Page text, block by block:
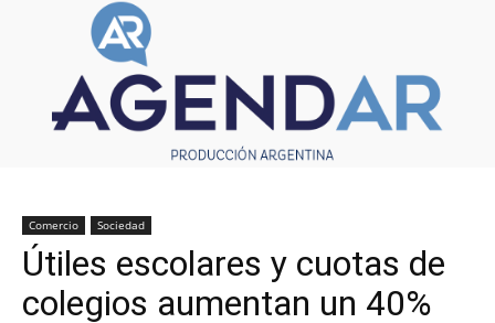
Comercio Sociedad
Útiles escolares y cuotas de
colegios aumentan un 40%